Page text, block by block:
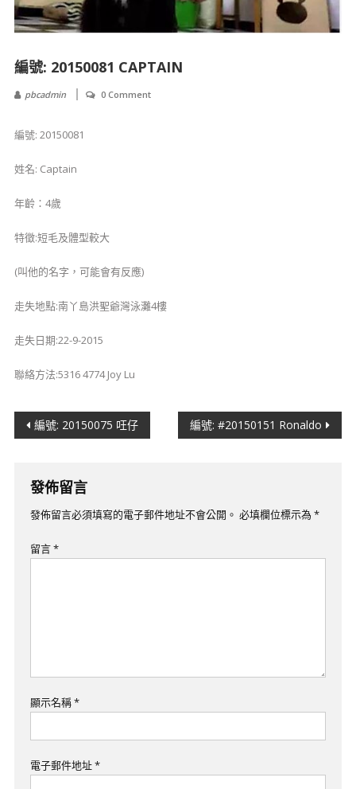
編號: 20150081 CAPTAIN
pbcadmin 0 Comment
編號: 20150081
姓名: Captain
年齡：4歲
特徵:短毛及體型較大
(叫他的名字，可能會有反應)
走失地點:南丫島洪聖爺灣泳灘4樓
走失日期:22-9-2015
聯絡方法:5316 4774 Joy Lu
文
導
覽
編號: 20150075 㕵仔 編號: #20150151 Ronaldo
發佈留言
發佈留言必須填寫的電子郵件地址不會公開。 必填欄位標示為 *
留言*
顯示名稱*
電子郵件地址*